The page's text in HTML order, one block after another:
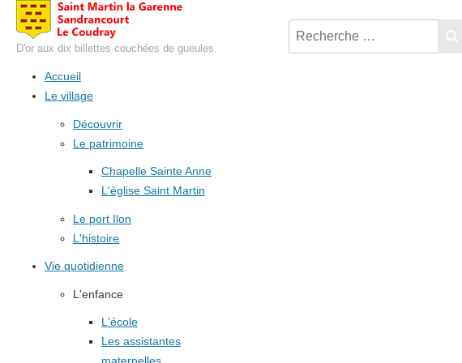
D'or aux dix billettes couchées de gueules.
Accueil
Le village
Découvrir
Le patrimoine
Chapelle Sainte Anne
L'église Saint Martin
Le port Ilon
L'histoire
Vie quotidienne
L'enfance
L'école
Les assistantes